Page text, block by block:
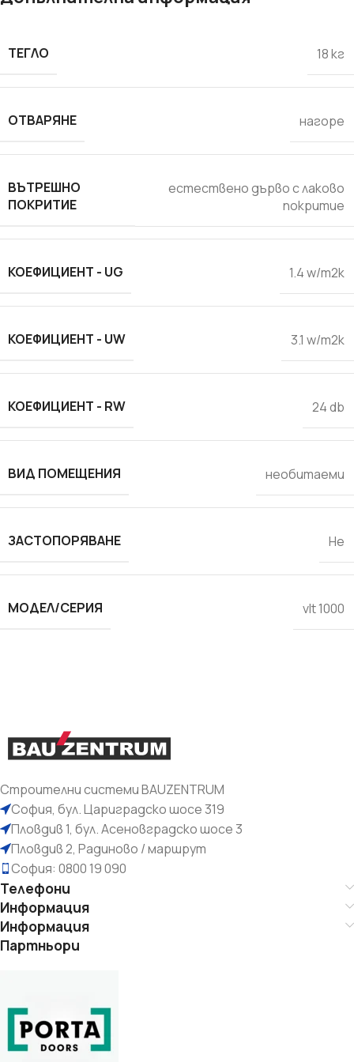
ТЕГЛО 18 кг
ОТВАРЯНЕ нагоре
ВЪТРЕШНО
ПОКРИТИЕ
естествено дърво с лаково
покритие
КОЕФИЦИЕНТ - UG 1.4 w/m2k
КОЕФИЦИЕНТ - UW 3.1 w/m2k
КОЕФИЦИЕНТ - RW 24 db
ВИД ПОМЕЩЕНИЯ необитаеми
ЗАСТОПОРЯВАНЕ Не
МОДЕЛ/СЕРИЯ vlt 1000
Строителни системи BAUZENTRUM
София, бул. Цариградско шосе 319
Пловдив 1, бул. Асеновградско шосе 3
Пловдив 2, Радиново / маршрут
София: 0800 19 090
Телефони
Информация
Информация
Партньори